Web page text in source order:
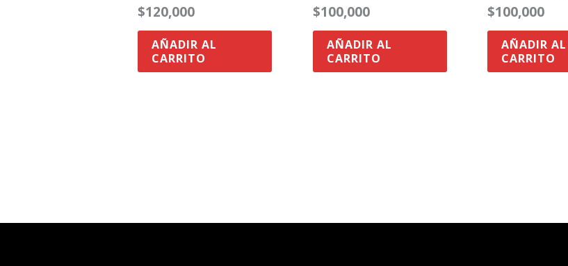
$120,000
AÑADIR AL
CARRITO
$100,000
AÑADIR AL
CARRITO
$100,000
AÑADIR AL
CARRITO